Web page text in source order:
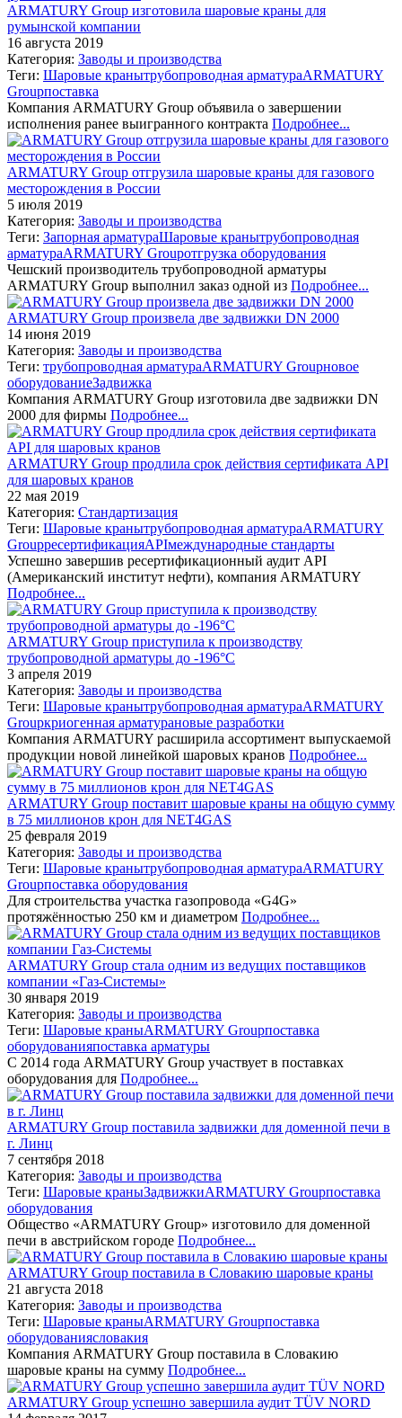
ARMATURY Group изготовила шаровые краны для
румынской компании
16 августа 2019
Категория: Заводы и производства
Теги: Шаровые кранытрубопроводная арматураARMATURY
Groupпоставка
Компания ARMATURY Group объявила о завершении
исполнения ранее выигранного контракта Подробнее...
ARMATURY Group отгрузила шаровые краны для газового
месторождения в России
5 июля 2019
Категория: Заводы и производства
Теги: Запорная арматураШаровые кранытрубопроводная
арматураARMATURY Groupотгрузка оборудования
Чешский производитель трубопроводной арматуры
ARMATURY Group выполнил заказ одной из Подробнее...
ARMATURY Group произвела две задвижки DN 2000
14 июня 2019
Категория: Заводы и производства
Теги: трубопроводная арматураARMATURY Groupновое
оборудованиеЗадвижка
Компания ARMATURY Group изготовила две задвижки DN
2000 для фирмы Подробнее...
ARMATURY Group продлила срок действия сертификата API
для шаровых кранов
22 мая 2019
Категория: Стандартизация
Теги: Шаровые кранытрубопроводная арматураARMATURY
GroupресертификацияAPIмеждународные стандарты
Успешно завершив ресертификационный аудит API
(Американский институт нефти), компания ARMATURY
Подробнее...
ARMATURY Group приступила к производству
трубопроводной арматуры до -196°C
3 апреля 2019
Категория: Заводы и производства
Теги: Шаровые кранытрубопроводная арматураARMATURY
Groupкриогенная арматурановые разработки
Компания ARMATURY расширила ассортимент выпускаемой
продукции новой линейкой шаровых кранов Подробнее...
ARMATURY Group поставит шаровые краны на общую сумму
в 75 миллионов крон для NET4GAS
25 февраля 2019
Категория: Заводы и производства
Теги: Шаровые кранытрубопроводная арматураARMATURY
Groupпоставка оборудования
Для строительства участка газопровода «G4G»
протяжённостью 250 км и диаметром Подробнее...
ARMATURY Group стала одним из ведущих поставщиков
компании «Газ-Системы»
30 января 2019
Категория: Заводы и производства
Теги: Шаровые краныARMATURY Groupпоставка
оборудованияпоставка арматуры
С 2014 года ARMATURY Group участвует в поставках
оборудования для Подробнее...
ARMATURY Group поставила задвижки для доменной печи в
г. Линц
7 сентября 2018
Категория: Заводы и производства
Теги: Шаровые краныЗадвижкиARMATURY Groupпоставка
оборудования
Общество «ARMATURY Group» изготовило для доменной
печи в австрийском городе Подробнее...
ARMATURY Group поставила в Словакию шаровые краны
21 августа 2018
Категория: Заводы и производства
Теги: Шаровые краныARMATURY Groupпоставка
оборудованиясловакия
Компания ARMATURY Group поставила в Словакию
шаровые краны на сумму Подробнее...
ARMATURY Group успешно завершила аудит ТÜV NORD